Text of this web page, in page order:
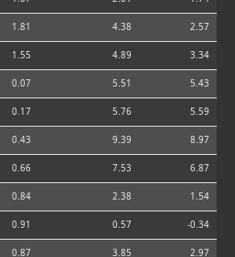
1.81 4.38 2.57
1.55 4.89 3.34
0.07 5.51 5.43
0.17 5.76 5.59
0.43 9.39 8.97
0.66 7.53 6.87
0.84 2.38 1.54
0.91 0.57 -0.34
0.87 3.85 2.97